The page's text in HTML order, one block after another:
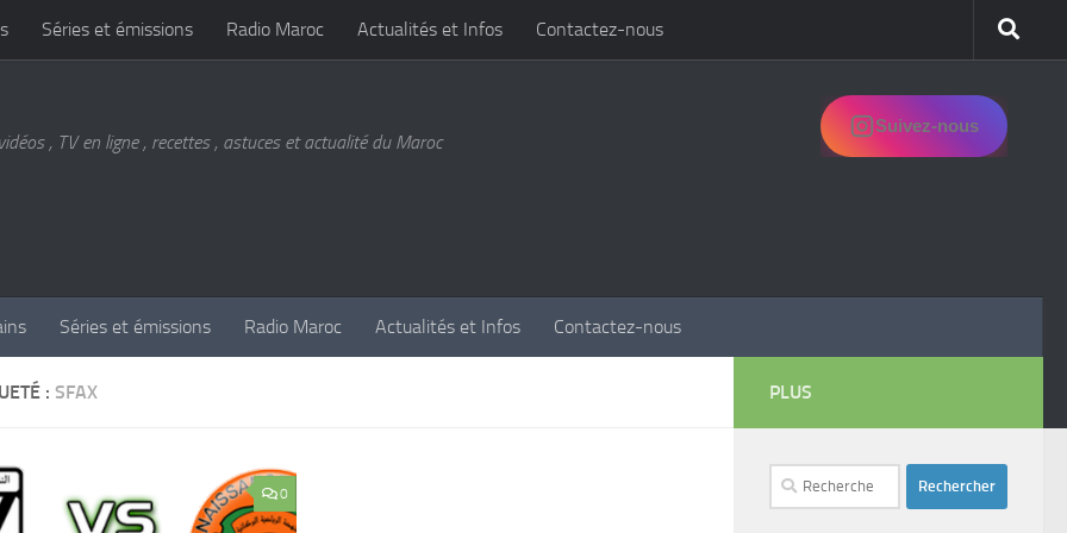
Séries et émissions Radio Maroc Actualités et Infos Contactez-nous
, TV en ligne , recettes , astuces et actualité du Maroc
Suivez-nous
Séries et émissions Radio Maroc Actualités et Infos Contactez-nous
: SFAX
0
PLUS
Rechercher :